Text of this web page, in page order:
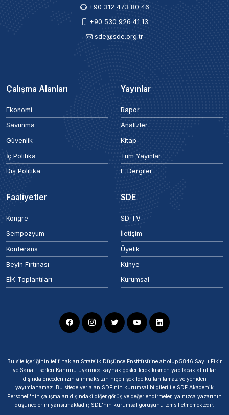
+90 312 473 80 46
+90 530 926 41 13
sde@sde.org.tr
Çalışma Alanları
Ekonomi
Savunma
Güvenlik
İç Politika
Dış Politika
Yayınlar
Rapor
Analizler
Kitap
Tüm Yayınlar
E-Dergiler
Faaliyetler
Kongre
Sempozyum
Konferans
Beyin Fırtınası
EİK Toplantıları
SDE
SD TV
İletişim
Üyelik
Künye
Kurumsal
Bu site içeriğinin telif hakları Stratejik Düşünce Enstitüsü’ne ait olup 5846 Sayılı Fikir
ve Sanat Eserleri Kanunu uyarınca kaynak gösterilerek kısmen yapılacak alıntılar
dışında önceden izin alınmaksızın hiçbir şekilde kullanılamaz ve yeniden
yayımlanamaz. Bu sitede yer alan SDE'nin kurumsal bilgileri ile SDE Akademik
Personeli'nin çalışmaları dışındaki diğer görüş ve değerlendirmeler, yalnızca yazarının
düşüncelerini yansıtmaktadır; SDE'nin kurumsal görüşünü temsil etmemektedir.